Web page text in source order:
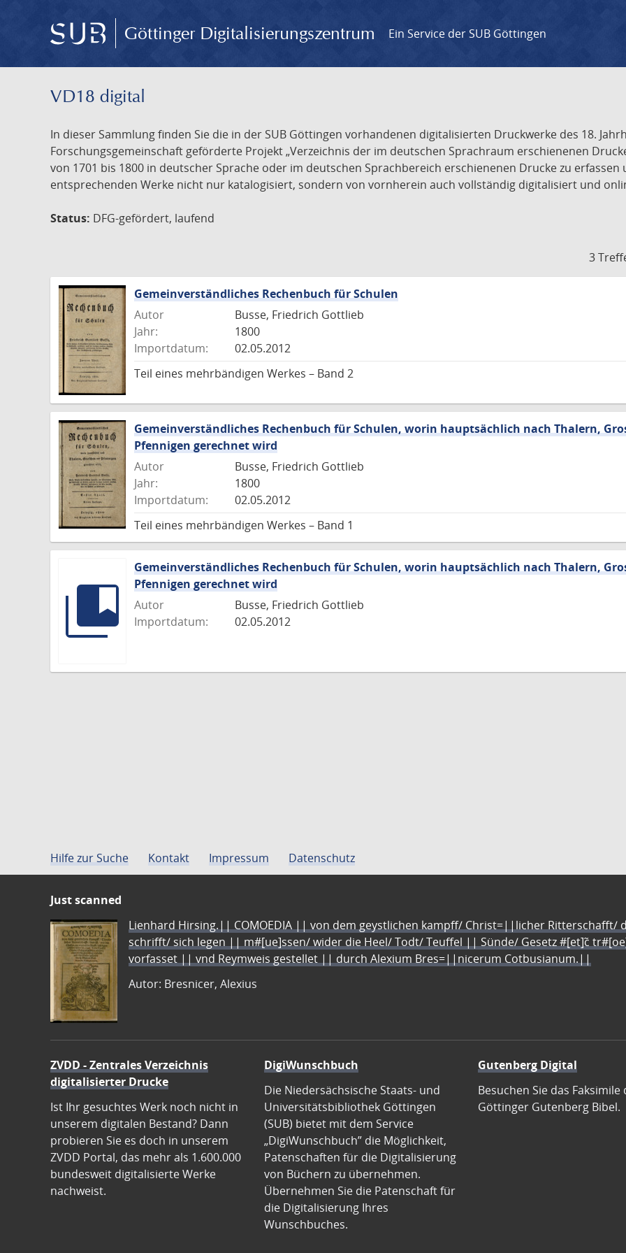
Göttinger Digitalisierungszentrum Ein Service der SUB Göttingen
VD18 digital
In dieser Sammlung finden Sie die in der SUB Göttingen vorhandenen digitalisierten Druckwerke des 18.
Forschungsgemeinschaft geförderte Projekt „Verzeichnis der im deutschen Sprachraum erschienenen
von 1701 bis 1800 in deutscher Sprache oder im deutschen Sprachbereich erschienenen Drucke zu
entsprechenden Werke nicht nur katalogisiert, sondern von vornherein auch vollständig digitalisiert und
Status: DFG-gefördert, laufend
3
Gemeinverständliches Rechenbuch für Schulen
Autor
Busse, Friedrich Gottlieb
Jahr:
1800
Importdatum:
02.05.2012
Teil eines mehrbändigen Werkes – Band 2
Gemeinverständliches Rechenbuch für Schulen, worin hauptsächlich nach Thalern,
Pfennigen gerechnet wird
Autor
Busse, Friedrich Gottlieb
Jahr:
1800
Importdatum:
02.05.2012
Teil eines mehrbändigen Werkes – Band 1
Gemeinverständliches Rechenbuch für Schulen, worin hauptsächlich nach Thalern,
Pfennigen gerechnet wird
Autor
Busse, Friedrich Gottlieb
Importdatum:
02.05.2012
Hilfe zur Suche Kontakt Impressum Datenschutz
Just scanned
Lienhard Hirsing.|| COMOEDIA || von dem geystlichen kampff/ Christ=||licher Ritterschafft/
schrifft/ sich legen || m#[ue]ssen/ wider die Heel/ Todt/ Teuffel || Sünde/ Gesetz #[et]c̃
vorfasset || vnd Reymweis gestellet || durch Alexium Bres=||nicerum Cotbusianum.||
Autor: Bresnicer, Alexius
ZVDD - Zentrales Verzeichnis
digitalisierter Drucke
Ist Ihr gesuchtes Werk noch nicht in
unserem digitalen Bestand? Dann
probieren Sie es doch in unserem
ZVDD Portal, das mehr als 1.600.000
bundesweit digitalisierte Werke
nachweist.
DigiWunschbuch
Die Niedersächsische Staats- und
Universitätsbibliothek Göttingen
(SUB) bietet mit dem Service
„DigiWunschbuch” die Möglichkeit,
Patenschaften für die Digitalisierung
von Büchern zu übernehmen.
Übernehmen Sie die Patenschaft für
die Digitalisierung Ihres
Wunschbuches.
Gutenberg Digital
Besuchen Sie das Faksimile
Göttinger Gutenberg Bibel.